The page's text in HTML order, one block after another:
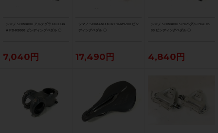
シマノ SHIMANO アルテグラ ULTEGR
A PD-R8000 ビンディングペダル 〇
7,040円
シマノ SHIMANO XTR PD-M9200 ビン
ディングペダル 〇
17,490円
シマノ SHIMANO SPDペダル PD-EH5
00 ビンディングペダル 〇
4,840円